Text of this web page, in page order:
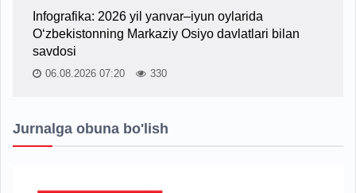
Infografika: 2026 yil yanvar–iyun oylarida
O‘zbekistonning Markaziy Osiyo davlatlari bilan
savdosi
06.08.2026 07:20 330
Jurnalga obuna bo'lish